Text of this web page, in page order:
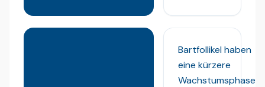
Bartfollikel haben
eine kürzere
Wachstumsphase